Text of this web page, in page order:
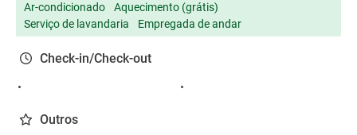
Ar-condicionado
Aquecimento (grátis)
Serviço de lavandaria
Empregada de andar
Check-in/Check-out
Outros